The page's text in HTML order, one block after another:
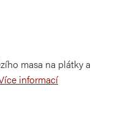
masa na plátky a
informací